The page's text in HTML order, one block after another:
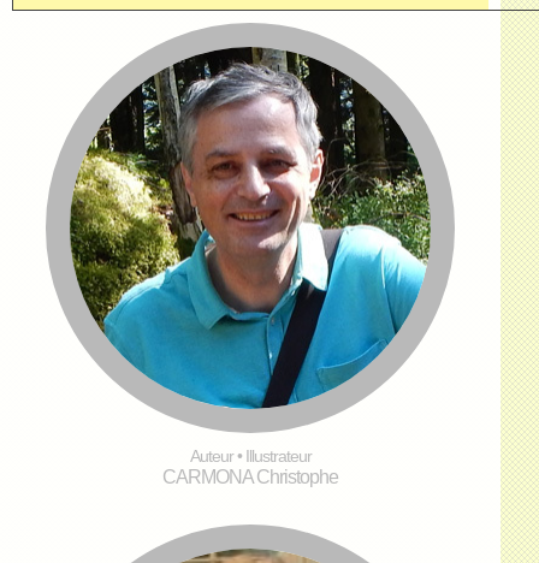
Auteur • Illustrateur
CARMONA Christophe